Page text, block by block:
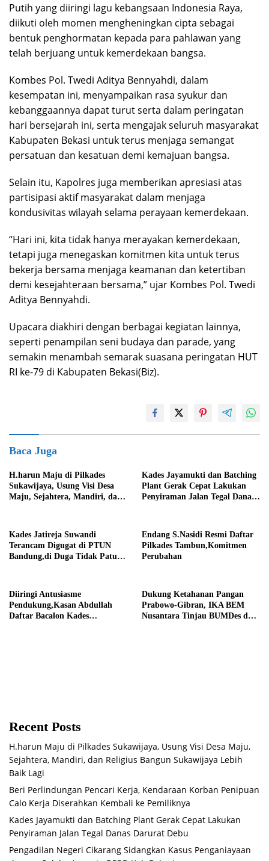
Putih yang diiringi lagu kebangsaan Indonesia Raya,
diikuti oleh momen mengheningkan cipta sebagai
bentuk penghormatan kepada para pahlawan yang
telah berjuang untuk kemerdekaan bangsa.
Kombes Pol. Twedi Aditya Bennyahdi, dalam
kesempatan ini, menyampaikan rasa syukur dan
kebanggaannya dapat turut serta dalam peringatan
hari bersejarah ini, serta mengajak seluruh masyarakat
Kabupaten Bekasi untuk terus menjaga semangat
persatuan dan kesatuan demi kemajuan bangsa.
Selain itu, Kapolres juga memberikan apresiasi atas
partisipasi aktif masyarakat dalam menjaga
kondusivitas wilayah selama perayaan kemerdekaan.
“Hari ini, kita tidak hanya merayakan kemerdekaan,
tetapi juga menegaskan komitmen kita untuk terus
bekerja bersama menjaga keamanan dan ketertiban
demi kesejahteraan bersama,” ujar Kombes Pol. Twedi
Aditya Bennyahdi.
Upacara diakhiri dengan berbagai kegiatan lainnya,
seperti penampilan seni budaya dan parade, yang
semakin menambah semarak suasana peringatan HUT
RI ke-79 di Kabupaten Bekasi(Biz).
Baca Juga
H.harun Maju di Pilkades
Sukawijaya, Usung Visi Desa
Maju, Sejahtera, Mandiri, dan
Kades Jayamukti dan Batching
Plant Gerak Cepat Lakukan
Penyiraman Jalan Tegal Danas
Kades Jatireja Suwandi
Terancam Digugat di PTUN
Bandung,di Duga Tidak Patuhi
Endang S.Nasidi Resmi Daftar
Pilkades Tambun,Komitmen
Perubahan
Diiringi Antusiasme
Pendukung,Kasan Abdullah
Daftar Bacalon Kades
Dukung Ketahanan Pangan
Prabowo-Gibran, IKA BEM
Nusantara Tinjau BUMDes dan
Recent Posts
H.harun Maju di Pilkades Sukawijaya, Usung Visi Desa Maju,
Sejahtera, Mandiri, dan Religius Bangun Sukawijaya Lebih
Baik Lagi
Beri Perlindungan Pencari Kerja, Kendaraan Korban Penipuan
Calo Kerja Diserahkan Kembali ke Pemiliknya
Kades Jayamukti dan Batching Plant Gerak Cepat Lakukan
Penyiraman Jalan Tegal Danas Darurat Debu
Pengadilan Negeri Cikarang Sidangkan Kasus Penganiayaan